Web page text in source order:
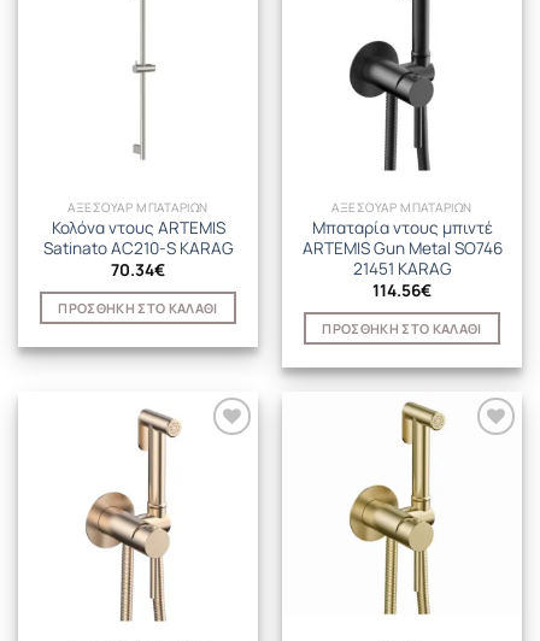
ΑΞΕΣΟΥΑΡ ΜΠΑΤΑΡΙΩΝ
Κολόνα ντους ARTEMIS
Satinato AC210-S KARAG
70.34€
ΠΡΟΣΘΉΚΗ ΣΤΟ ΚΑΛΆΘΙ
ΑΞΕΣΟΥΑΡ ΜΠΑΤΑΡΙΩΝ
Μπαταρία ντους μπιντέ
ARTEMIS Gun Metal SO746
21451 KARAG
114.56€
ΠΡΟΣΘΉΚΗ ΣΤΟ ΚΑΛΆΘΙ